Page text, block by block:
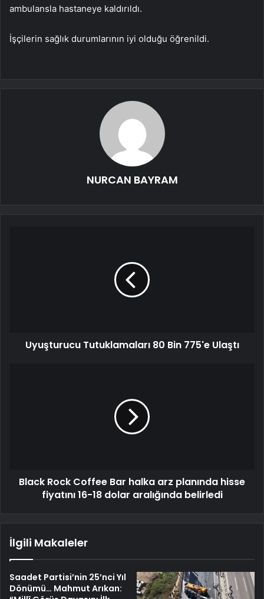
ambulansla hastaneye kaldırıldı.
İşçilerin sağlık durumlarının iyi olduğu öğrenildi.
NURCAN BAYRAM
Uyuşturucu Tutuklamaları 80 Bin 775'e Ulaştı
Black Rock Coffee Bar halka arz planında hisse
fiyatını 16-18 dolar aralığında belirledi
İlgili Makaleler
Saadet Partisi’nin 25’nci Yıl
Dönümü… Mahmut Arıkan: